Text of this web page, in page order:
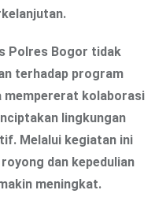
Polres Bogor tidak
terhadap program
kolaborasi
lingkungan
Melalui kegiatan ini
dan kepedulian
meningkat.